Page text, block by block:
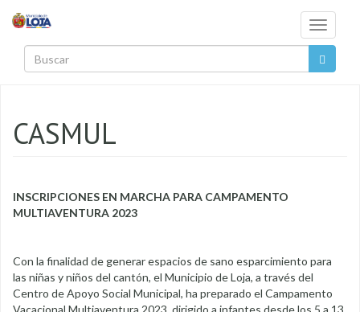
Toggle
CASMUL
INSCRIPCIONES EN MARCHA PARA CAMPAMENTO
MULTIAVENTURA 2023
Con la finalidad de generar espacios de sano esparcimiento para
las niñas y niños del cantón, el Municipio de Loja, a través del
Centro de Apoyo Social Municipal, ha preparado el Campamento
Vacacional Multiaventura 2023, dirigido a infantes desde los 5 a 13